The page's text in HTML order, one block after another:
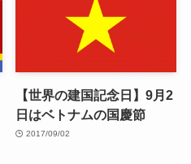
【世界の建国記念日】9月2
日はベトナムの国慶節
2017/09/02